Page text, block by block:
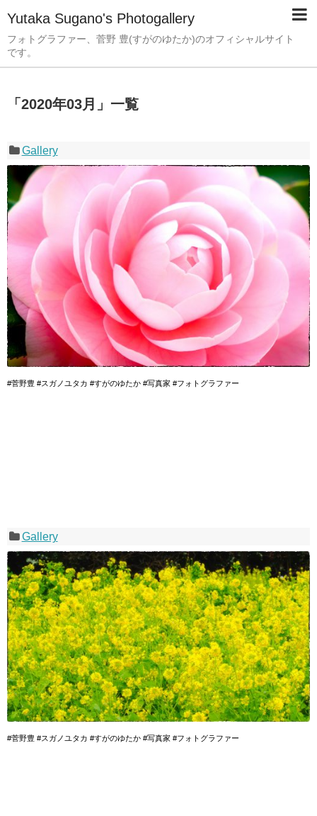
Yutaka Sugano's Photogallery
フォトグラファー、菅野 豊(すがのゆたか)のオフィシャルサイト
です。
「 2020年03月 」 一覧
Gallery
#菅野豊 #スガノユタカ #すがのゆたか #写真家 #フォトグラファー
Gallery
#菅野豊 #スガノユタカ #すがのゆたか #写真家 #フォトグラファー